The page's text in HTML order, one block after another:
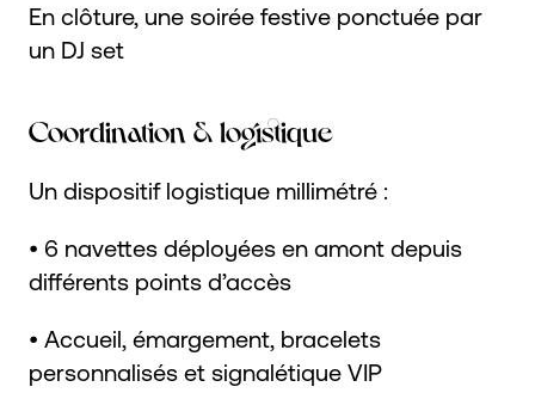
En clôture, une soirée festive ponctuée par
un DJ set
Coordination & logistique
Un dispositif logistique millimétré :
• 6 navettes déployées en amont depuis
différents points d’accès
• Accueil, émargement, bracelets
personnalisés et signalétique VIP